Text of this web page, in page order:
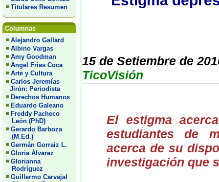
Titulares Resumen
Columnas
Alejandro Gallard
Albino Vargas
Amy Goodman
Angel Frias Coca
Arte y Cultura
Carlos Jeremías
Jirón: Periodista
Derechos Humanos
Eduardo Galeano
Freddy Pacheco
León (PhD)
Gerardo Barboza
(M.Ed.)
Germán Gorraiz L.
Gloria Álvarez
Glorianna
Rodríguez
Guillermo Carvajal
15 de Setiembre de
TicoVisión
El estigma
estudiantes de
acerca de su
investigación que